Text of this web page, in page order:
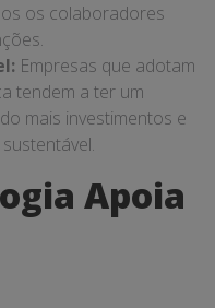
os colaboradores
Empresas que adotam
tendem a ter um
mais investimentos e
Apoia